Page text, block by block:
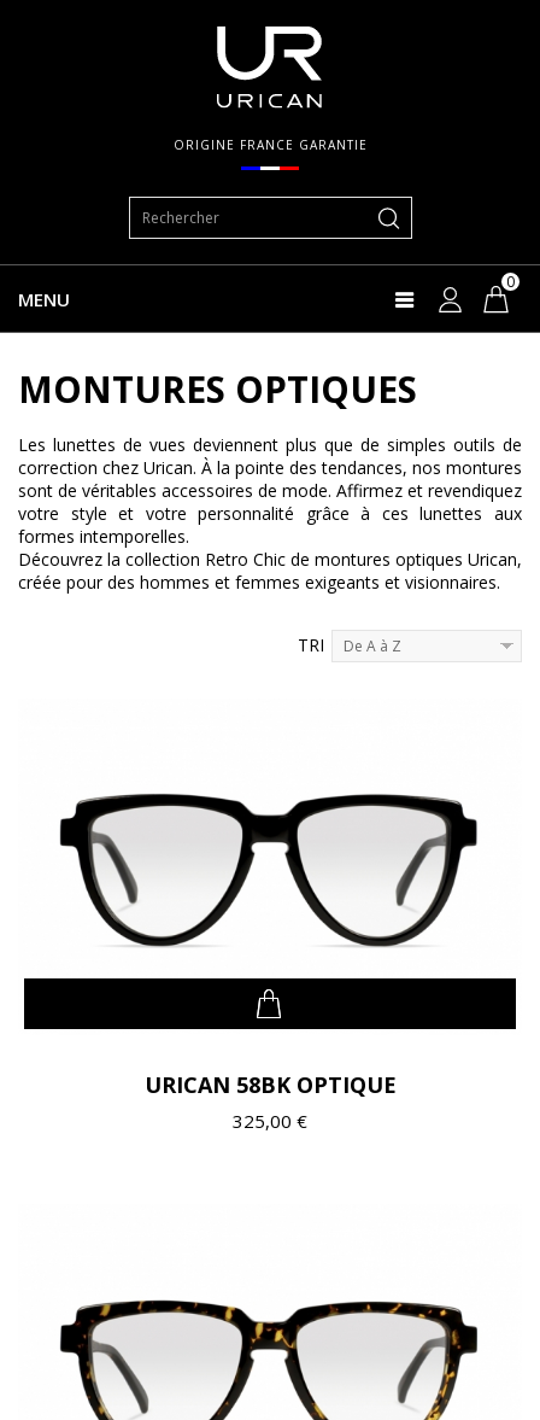
ORIGINE FRANCE GARANTIE
MENU
0
MONTURES OPTIQUES
Les lunettes de vues deviennent plus que de simples outils de
correction chez Urican. À la pointe des tendances, nos montures
sont de véritables accessoires de mode. Affirmez et revendiquez
votre style et votre personnalité grâce à ces lunettes aux
formes intemporelles.
Découvrez la collection Retro Chic de montures optiques Urican,
créée pour des hommes et femmes exigeants et visionnaires.
TRI De A à Z
URICAN 58BK OPTIQUE
325,00 €